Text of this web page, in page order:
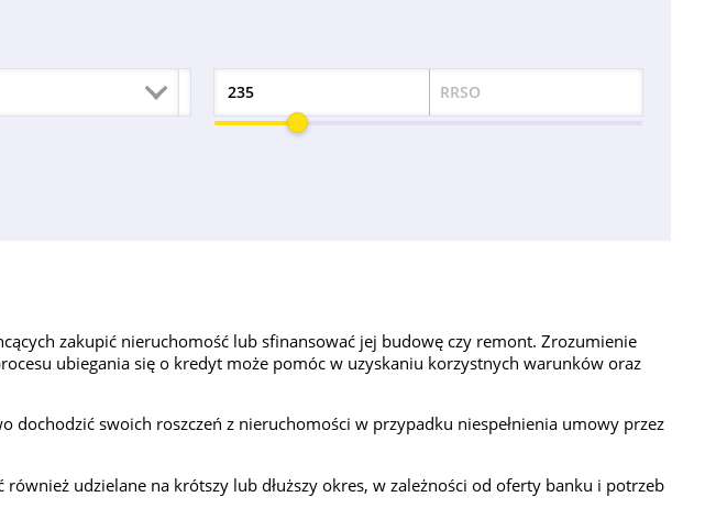
Odsetek RRSO
zakupić nieruchomość lub sfinansować jej budowę czy remont. Zrozumienie
ubiegania się o kredyt może pomóc w uzyskaniu korzystnych warunków oraz
swoich roszczeń z nieruchomości w przypadku niespełnienia umowy przez
udzielane na krótszy lub dłuższy okres, w zależności od oferty banku i potrzeb